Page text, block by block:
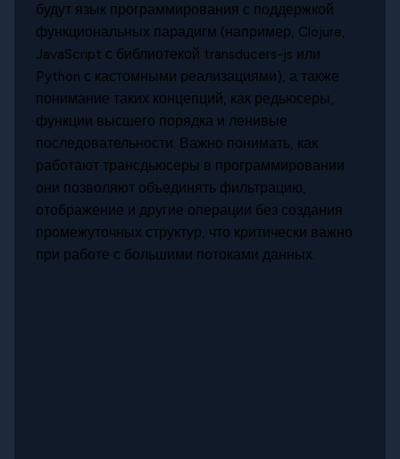
будут язык программирования с поддержкой
функциональных парадигм (например, Clojure,
JavaScript с библиотекой transducers-js или
Python с кастомными реализациями), а также
понимание таких концепций, как редьюсеры,
функции высшего порядка и ленивые
последовательности. Важно понимать, как
работают трансдьюсеры в программировании:
они позволяют объединять фильтрацию,
отображение и другие операции без создания
промежуточных структур, что критически важно
при работе с большими потоками данных.